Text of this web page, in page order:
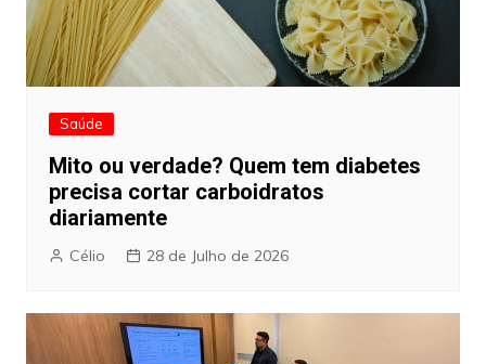
Saúde
Mito ou verdade? Quem tem diabetes
precisa cortar carboidratos
diariamente
Célio 28 de Julho de 2026